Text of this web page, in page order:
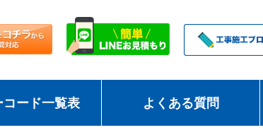
コード一覧表 よくある質問